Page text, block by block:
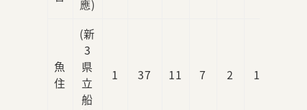
應)
魚
住
(新
3
県
立
船
1 37 11 7 2 1